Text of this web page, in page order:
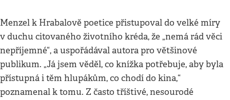
Menzel k Hrabalově poetice přistupoval do velké míry
v duchu citovaného životního kréda, že „nemá rád věci
nepříjemné“, a uspořádával autora pro většinové
publikum. „Já jsem věděl, co knížka potřebuje, aby byla
přístupná i těm hlupákům, co chodí do kina,“
poznamenal k tomu. Z často tříštivé, nesourodé